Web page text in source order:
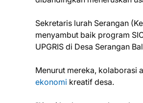
Sekretaris lurah Serangan
menyambut baik program
UPGRIS di Desa Serangan
Menurut mereka, kolaborasi
ekonomi kreatif desa.